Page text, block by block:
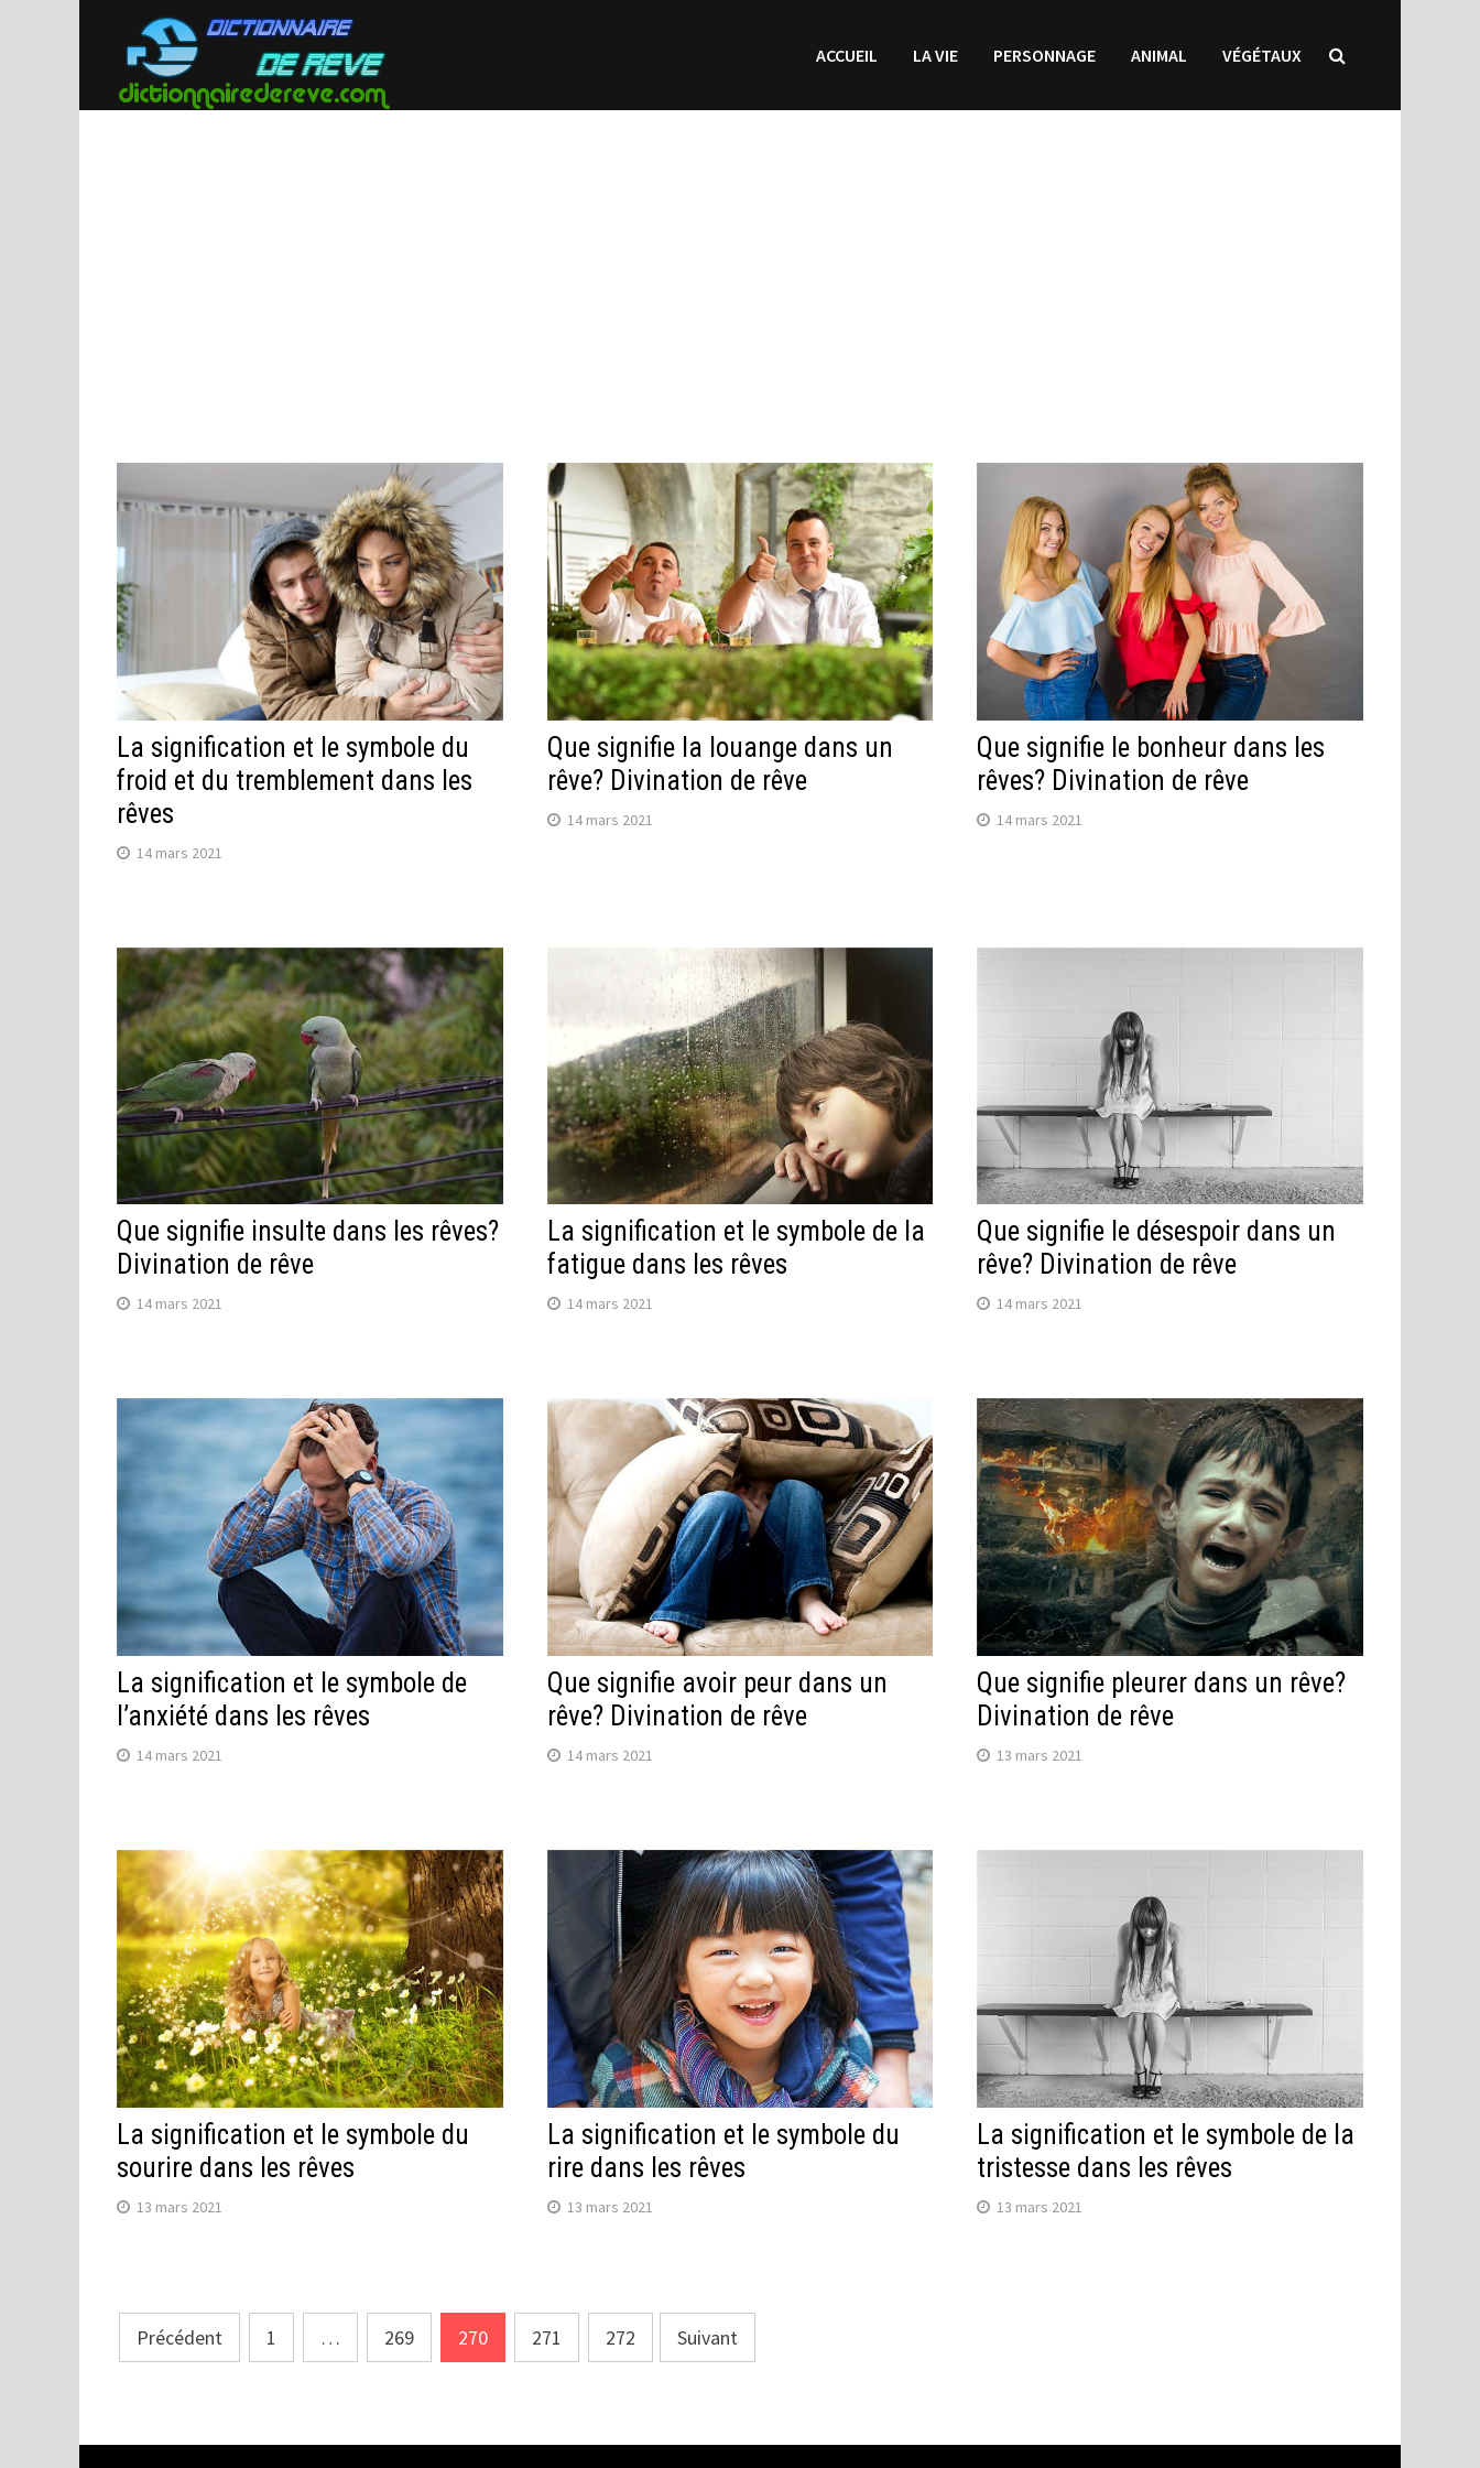
contenu
ACCUEIL LA VIE PERSONNAGE ANIMAL VÉGÉTAUX
La signification et le symbole du
froid et du tremblement dans les
rêves
14 mars 2021
Que signifie la louange dans un
rêve? Divination de rêve
14 mars 2021
Que signifie le bonheur dans les
rêves? Divination de rêve
14 mars 2021
Que signifie insulte dans les rêves?
Divination de rêve
14 mars 2021
La signification et le symbole de la
fatigue dans les rêves
14 mars 2021
Que signifie le désespoir dans un
rêve? Divination de rêve
14 mars 2021
La signification et le symbole de
l’anxiété dans les rêves
14 mars 2021
Que signifie avoir peur dans un
rêve? Divination de rêve
14 mars 2021
Que signifie pleurer dans un rêve?
Divination de rêve
13 mars 2021
La signification et le symbole du
sourire dans les rêves
13 mars 2021
La signification et le symbole du
rire dans les rêves
13 mars 2021
La signification et le symbole de la
tristesse dans les rêves
13 mars 2021
Navigation
des
Précédent 1 … 269 270 271 272 Suivant